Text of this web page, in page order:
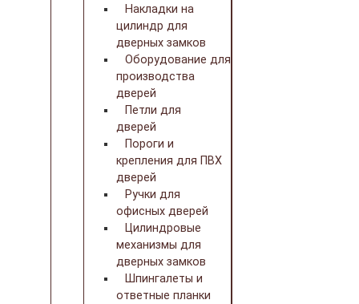
Накладки на
цилиндр для
дверных замков
Оборудование для
производства
дверей
Петли для
дверей
Пороги и
крепления для ПВХ
дверей
Ручки для
офисных дверей
Цилиндровые
механизмы для
дверных замков
Шпингалеты и
ответные планки